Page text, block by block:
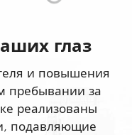
глаз
и повышения
пребывании за
реализованы
подавляющие